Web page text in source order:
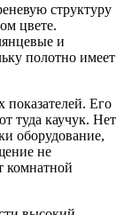
структуру
цвете.
и
полотно имеет
Его
туда каучук. Нет
оборудование,
не
комнатной